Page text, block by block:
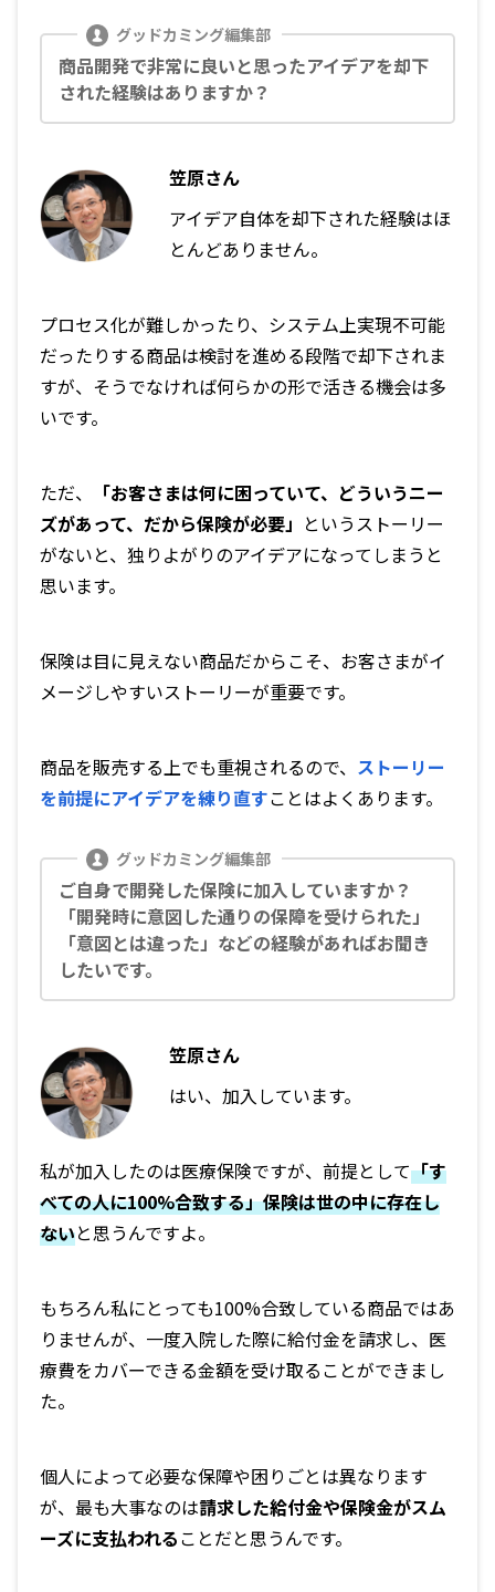
商品開発で非常に良いと思ったアイデアを却下
された経験はありますか？
笠原さん
アイデア自体を却下された経験はほ
とんどありません。
プロセス化が難しかったり、システム上実現不可能
だったりする商品は検討を進める段階で却下されま
すが、そうでなければ何らかの形で活きる機会は多
いです。
ただ、
「お客さまは何に困っていて、どういうニー
ズがあって、だから保険が必要」 というストーリー
がないと、独りよがりのアイデアになってしまうと
思います。
保険は目に見えない商品だからこそ、お客さまがイ
メージしやすいストーリーが重要です。
商品を販売する上でも重視されるので、 ストーリー
を前提にアイデアを練り直すことはよくあります。
ご自身で開発した保険に加入していますか？
「開発時に意図した通りの保障を受けられた」
「意図とは違った」などの経験があればお聞き
したいです。
笠原さん
はい、加入しています。
私が加入したのは医療保険ですが、前提として「す
べての人に100%合致する」保険は世の中に存在し
ないと思うんですよ。
もちろん私にとっても100%合致している商品ではあ
りませんが、一度入院した際に給付金を請求し、医
療費をカバーできる金額を受け取ることができまし
た。
個人によって必要な保障や困りごとは異なります
が、最も大事なのは請求した給付金や保険金がスム
ーズに支払われることだと思うんです。